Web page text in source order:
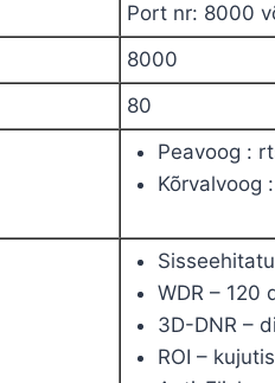
Port nr: 8000
8000
80
Peavoog :
Kõrvalvoog
WDR – 120
3D-DNR –
ROI –